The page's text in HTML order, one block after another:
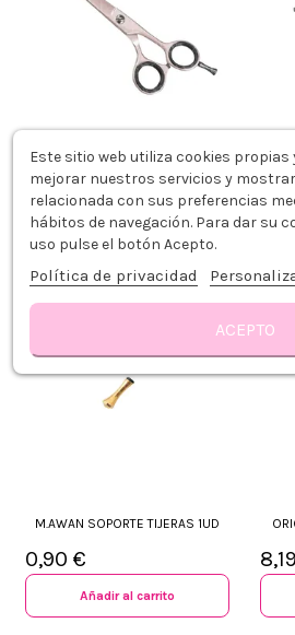
ORIG!NAL TIJERA ROSA ESMERILADO
5.5" CONCAVE LIMITED EDITION
41,99 €
Añadir al carrito
M.AWAN SOPORTE TIJERAS 1UD
0,90 €
Añadir al carrito
Este sitio web utiliza cookies propias
mejorar nuestros servicios y
relacionada con sus preferencias
hábitos de navegación. Para dar su
uso pulse el botón Acepto.
Política de privacidad
ACEPTO